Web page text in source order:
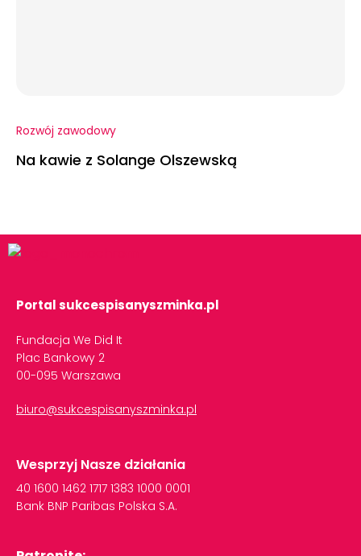
Rozwój zawodowy
Na kawie z Solange Olszewską
Portal sukcespisanyszminka.pl
Fundacja We Did It
Plac Bankowy 2
00-095 Warszawa
biuro@sukcespisanyszminka.pl
Wesprzyj Nasze działania
40 1600 1462 1717 1383 1000 0001
Bank BNP Paribas Polska S.A.